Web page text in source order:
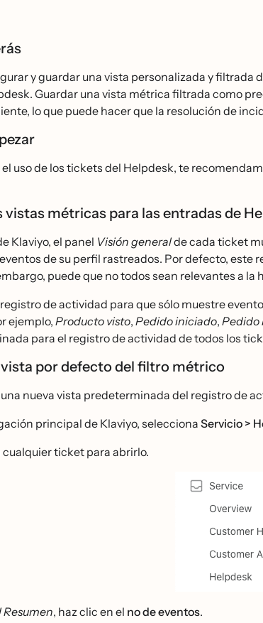
y guardar una vista personalizada y
Guardar una vista métrica filtrada como
lo que puede hacer que la resolución de
el uso de los tickets del Helpdesk, te
vistas métricas para las entradas de
Klaviyo, el panel Visión generalde cada ticket
de su perfil rastreados. Por defecto, este
puede que no todos sean relevantes a
de actividad para que sólo muestre
ejemplo, Producto visto, Pedido iniciado, Pedido
para el registro de actividad de todos los
por defecto del filtro métrico
nueva vista predeterminada del registro de
principal de Klaviyo, seleccionaServicio >
cualquier ticket para abrirlo.
Resumen, haz clic en el no de eventos.